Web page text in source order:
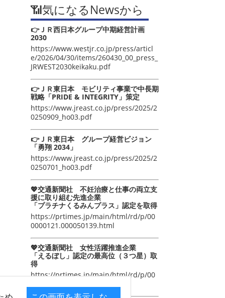
📶気になるNewsから
👉ＪＲ西日本グループ中期経営計画
2030
https://www.westjr.co.jp/press/articl
e/2026/04/30/items/260430_00_press_
JRWEST2030keikaku.pdf
👉ＪＲ東日本 モビリティ事業で中長期
戦略「PRIDE & INTEGRITY」策定
https://www.jreast.co.jp/press/2025/2
0250909_ho03.pdf
👉ＪＲ東日本 グループ経営ビジョン
「勇翔 2034」
https://www.jreast.co.jp/press/2025/2
0250701_ho03.pdf
💖交通新聞社 不妊治療と仕事の両立支
援に取り組む先進企業
「プラチナくるみんプラス」認定を取得
https://prtimes.jp/main/html/rd/p/00
0000121.000050139.html
💖交通新聞社 女性活躍推進企業
「えるぼし」認定の最高位（３つ星）取
得
https://prtimes.jp/main/html/rd/p/00